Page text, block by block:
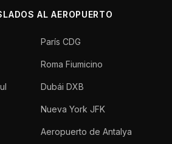
AL AEROPUERTO
París CDG
Roma Fiumicino
Dubái DXB
Nueva York JFK
Aeropuerto de Antalya